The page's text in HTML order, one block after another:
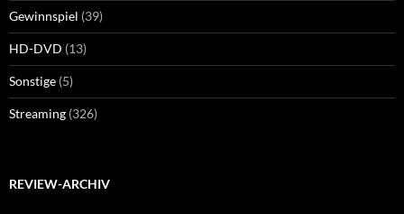
Gewinnspiel (39)
HD-DVD (13)
Sonstige (5)
Streaming (326)
REVIEW-ARCHIV